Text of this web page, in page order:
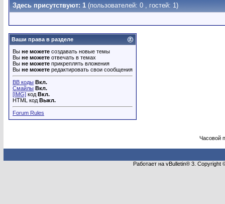
Здесь присутствуют: 1 (пользователей: 0 , гостей: 1)
Ваши права в разделе
Вы не можете создавать новые темы
Вы не можете отвечать в темах
Вы не можете прикреплять вложения
Вы не можете редактировать свои сообщения
BB коды Вкл.
Смайлы Вкл.
[IMG] код Вкл.
HTML код Выкл.
Forum Rules
Часовой
Работает на vBulletin® 3.